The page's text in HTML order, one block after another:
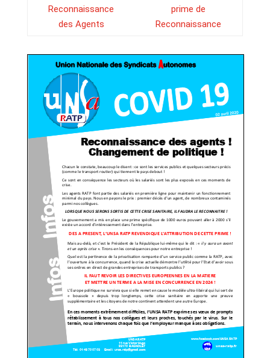
Reconnaissance
des Agents
prime de
Reconnaissance